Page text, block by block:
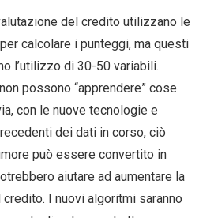
del credito utilizzano le
calcolare i punteggi, ma questi
l’utilizzo di 30-50 variabili.
possono “apprendere” cose
con le nuove tecnologie e
dei dati in corso, ciò
può essere convertito in
aiutare ad aumentare la
I nuovi algoritmi saranno